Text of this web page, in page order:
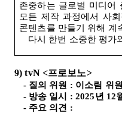
존중하는 글로벌 미디어
모든 제작 과정에서 사
콘텐츠를 만들기 위해 계
다시 한번 소중한 평가
9) tvN <프로보노>
- 질의 위원 : 이소림 위원
- 방송 일시 : 2025년 12
- 주요 의견 :